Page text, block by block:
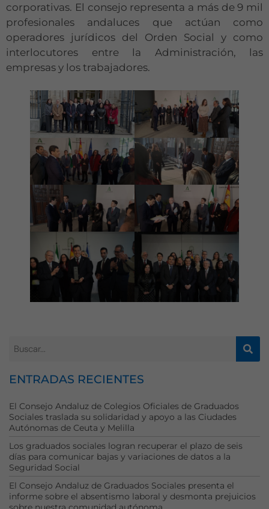
corporativas. El consejo representa a más de 9 mil
profesionales andaluces que actúan como
operadores jurídicos del Orden Social y como
interlocutores entre la Administración, las
empresas y los trabajadores.
ENTRADAS RECIENTES
El Consejo Andaluz de Colegios Oficiales de Graduados
Sociales traslada su solidaridad y apoyo a las Ciudades
Autónomas de Ceuta y Melilla
Los graduados sociales logran recuperar el plazo de seis
días para comunicar bajas y variaciones de datos a la
Seguridad Social
El Consejo Andaluz de Graduados Sociales presenta el
informe sobre el absentismo laboral y desmonta prejuicios
Necesarias
Estas
cookies no
son
necesarias
para que
funcione la
web.
Estadísticas
Para que
podamos
mejorar la
funcionalidad
y estructura
base a cómo
se usa la web.
Experiencia
cookies,
algunas
de la web.
Marketing
Al compartir tus